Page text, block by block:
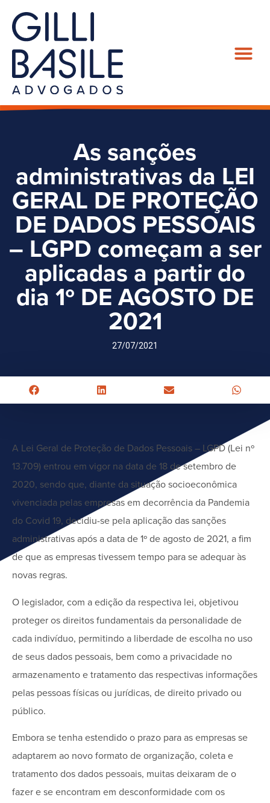
As sanções
administrativas da LEI
GERAL DE PROTEÇÃO
DE DADOS PESSOAIS
– LGPD começam a ser
aplicadas a partir do
dia 1º DE AGOSTO DE
2021
27/07/2021
A Lei Geral de Proteção de Dados Pessoais – LGPD (Lei nº
13.709) entrou em vigor na data de 18 de setembro de
2020, sendo que, diante da situação socioeconômica
vivenciada pelas empresas em decorrência da Pandemia
do Covid 19, decidiu-se pela aplicação das sanções
administrativas após a data de 1º de agosto de 2021, a fim
de que as empresas tivessem tempo para se adequar às
novas regras.
O legislador, com a edição da respectiva lei, objetivou
proteger os direitos fundamentais da personalidade de
cada indivíduo, permitindo a liberdade de escolha no uso
de seus dados pessoais, bem como a privacidade no
armazenamento e tratamento das respectivas informações
pelas pessoas físicas ou jurídicas, de direito privado ou
público.
Embora se tenha estendido o prazo para as empresas se
adaptarem ao novo formato de organização, coleta e
tratamento dos dados pessoais, muitas deixaram de o
fazer e se encontram em desconformidade com os